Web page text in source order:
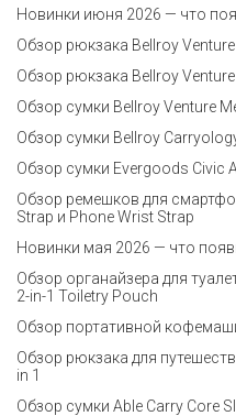
Новинки июня 2026 — что
Обзор рюкзака Bellroy Venture
Обзор рюкзака Bellroy Venture
Обзор сумки Bellroy Venture
Обзор сумки Bellroy
Обзор сумки Evergoods Civic
Обзор ремешков для
Strap и Phone Wrist Strap
Новинки мая 2026 — что
Обзор органайзера для
2-in-1 Toiletry Pouch
Обзор портативной
Обзор рюкзака для
in 1
Обзор сумки Able Carry Core